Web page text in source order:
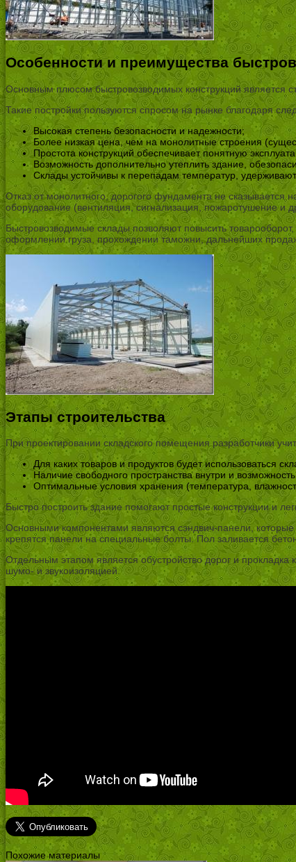
Особенности и преимущества
Основным плюсом быстровозводимых конструкций является
Такие постройки пользуются спросом на рынке благодаря
Высокая степень безопасности и надежности;
Более низкая цена, чем на монолитные строения
Простота конструкций обеспечивает понятную
Возможность дополнительно утеплить здание,
Склады устойчивы к перепадам температур,
Отказ от монолитного, дорогого фундамента не
оборудование (вентиляция, сигнализация, пожаротушение и
Быстровозводимые склады позволяют повысить
оформлении груза, прохождении таможни, дальнейших
Этапы строительства
При проектировании складского помещения разработчики
Для каких товаров и продуктов будет использоваться
Наличие свободного пространства внутри и
Оптимальные условия хранения (температура,
Быстро построить здание помогают простые конструкции и
Основными компонентами являются сэндвич-панели,
крепятся панели на специальные болты. Пол заливается
Отдельным этапом является обустройство дорог и
шумо- и звукоизоляцией.
Похожие материалы